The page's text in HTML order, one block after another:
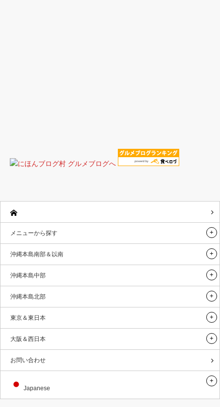
メニューから探す
沖縄本島南部＆以南
沖縄本島中部
沖縄本島北部
東京＆東日本
大阪＆西日本
お問い合わせ
Japanese